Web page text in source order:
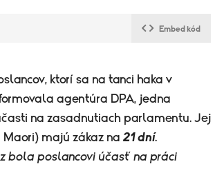
Embed kód
ktorí sa na tanci haka v
agentúra DPA, jedna
na zasadnutiach parlamentu. Jej
majú zákaz na 21 dní.
bola poslancovi účasť na práci